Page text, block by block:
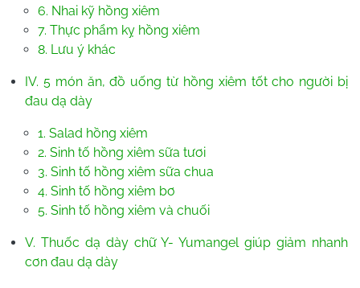
6. Nhai kỹ hồng xiêm
7. Thực phẩm kỵ hồng xiêm
8. Lưu ý khác
IV. 5 món ăn, đồ uống từ hồng xiêm tốt cho người bị
đau dạ dày
1. Salad hồng xiêm
2. Sinh tố hồng xiêm sữa tươi
3. Sinh tố hồng xiêm sữa chua
4. Sinh tố hồng xiêm bơ
5. Sinh tố hồng xiêm và chuối
V. Thuốc dạ dày chữ Y- Yumangel giúp giảm nhanh
cơn đau dạ dày